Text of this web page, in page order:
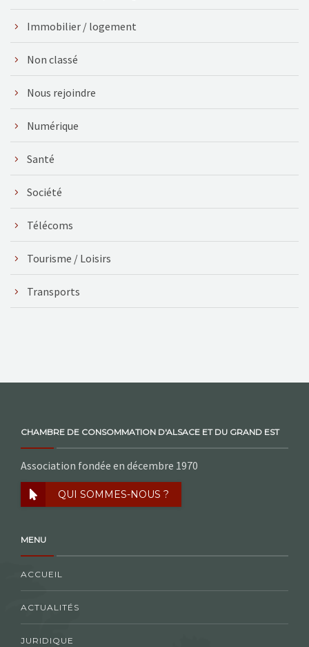
Immobilier / logement
Non classé
Nous rejoindre
Numérique
Santé
Société
Télécoms
Tourisme / Loisirs
Transports
CHAMBRE DE CONSOMMATION D'ALSACE ET DU GRAND EST
Association fondée en décembre 1970
QUI SOMMES-NOUS ?
MENU
ACCUEIL
ACTUALITÉS
JURIDIQUE